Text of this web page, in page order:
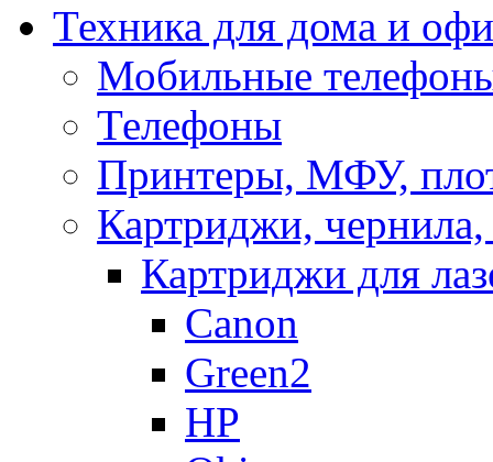
Техника для дома и
Мобильные
Телефоны
Принтеры, МФУ,
Картриджи,
Картриджи для
Canon
Green2
HP